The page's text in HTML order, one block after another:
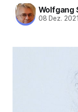
Wolfgang
08 Dez. 2021